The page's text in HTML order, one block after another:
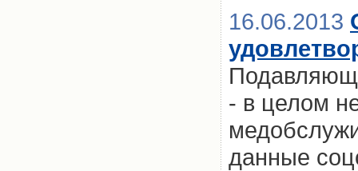
16.06.2013
- в целом
данные